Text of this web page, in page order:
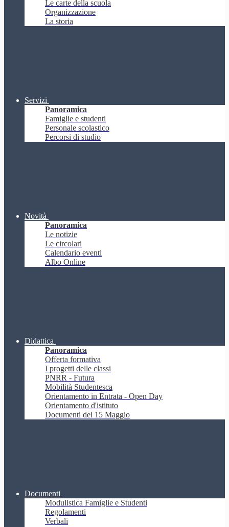
Le carte della scuola
Organizzazione
La storia
Servizi
Panoramica
Famiglie e studenti
Personale scolastico
Percorsi di studio
Novità
Panoramica
Le notizie
Le circolari
Calendario eventi
Albo Online
Didattica
Panoramica
Offerta formativa
I progetti delle classi
PNRR - Futura
Mobilità Studentesca
Orientamento in Entrata - Open Day
Orientamento d'istituto
Documenti del 15 Maggio
Documenti
Modulistica Famiglie e Studenti
Regolamenti
Verbali